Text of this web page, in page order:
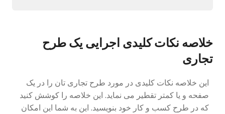
خلاصه نکات کلیدی اجرایی یک طرح
تجاری
این خلاصه نکات کلیدی در مورد طرح تجاری تان را در یک
صفحه و یا کمتر تقطیر می نماید. این خلاصه را کوشش کنید
که در طرح کسب و کار خود بنویسید. این به شما این امکان